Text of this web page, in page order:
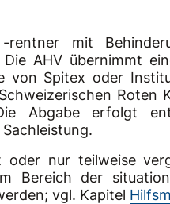
rentner mit
AHV übernimmt
von Spitex oder
Roten
Abgabe erfolgt
oder nur teilweise
Bereich der
vgl. Kapitel